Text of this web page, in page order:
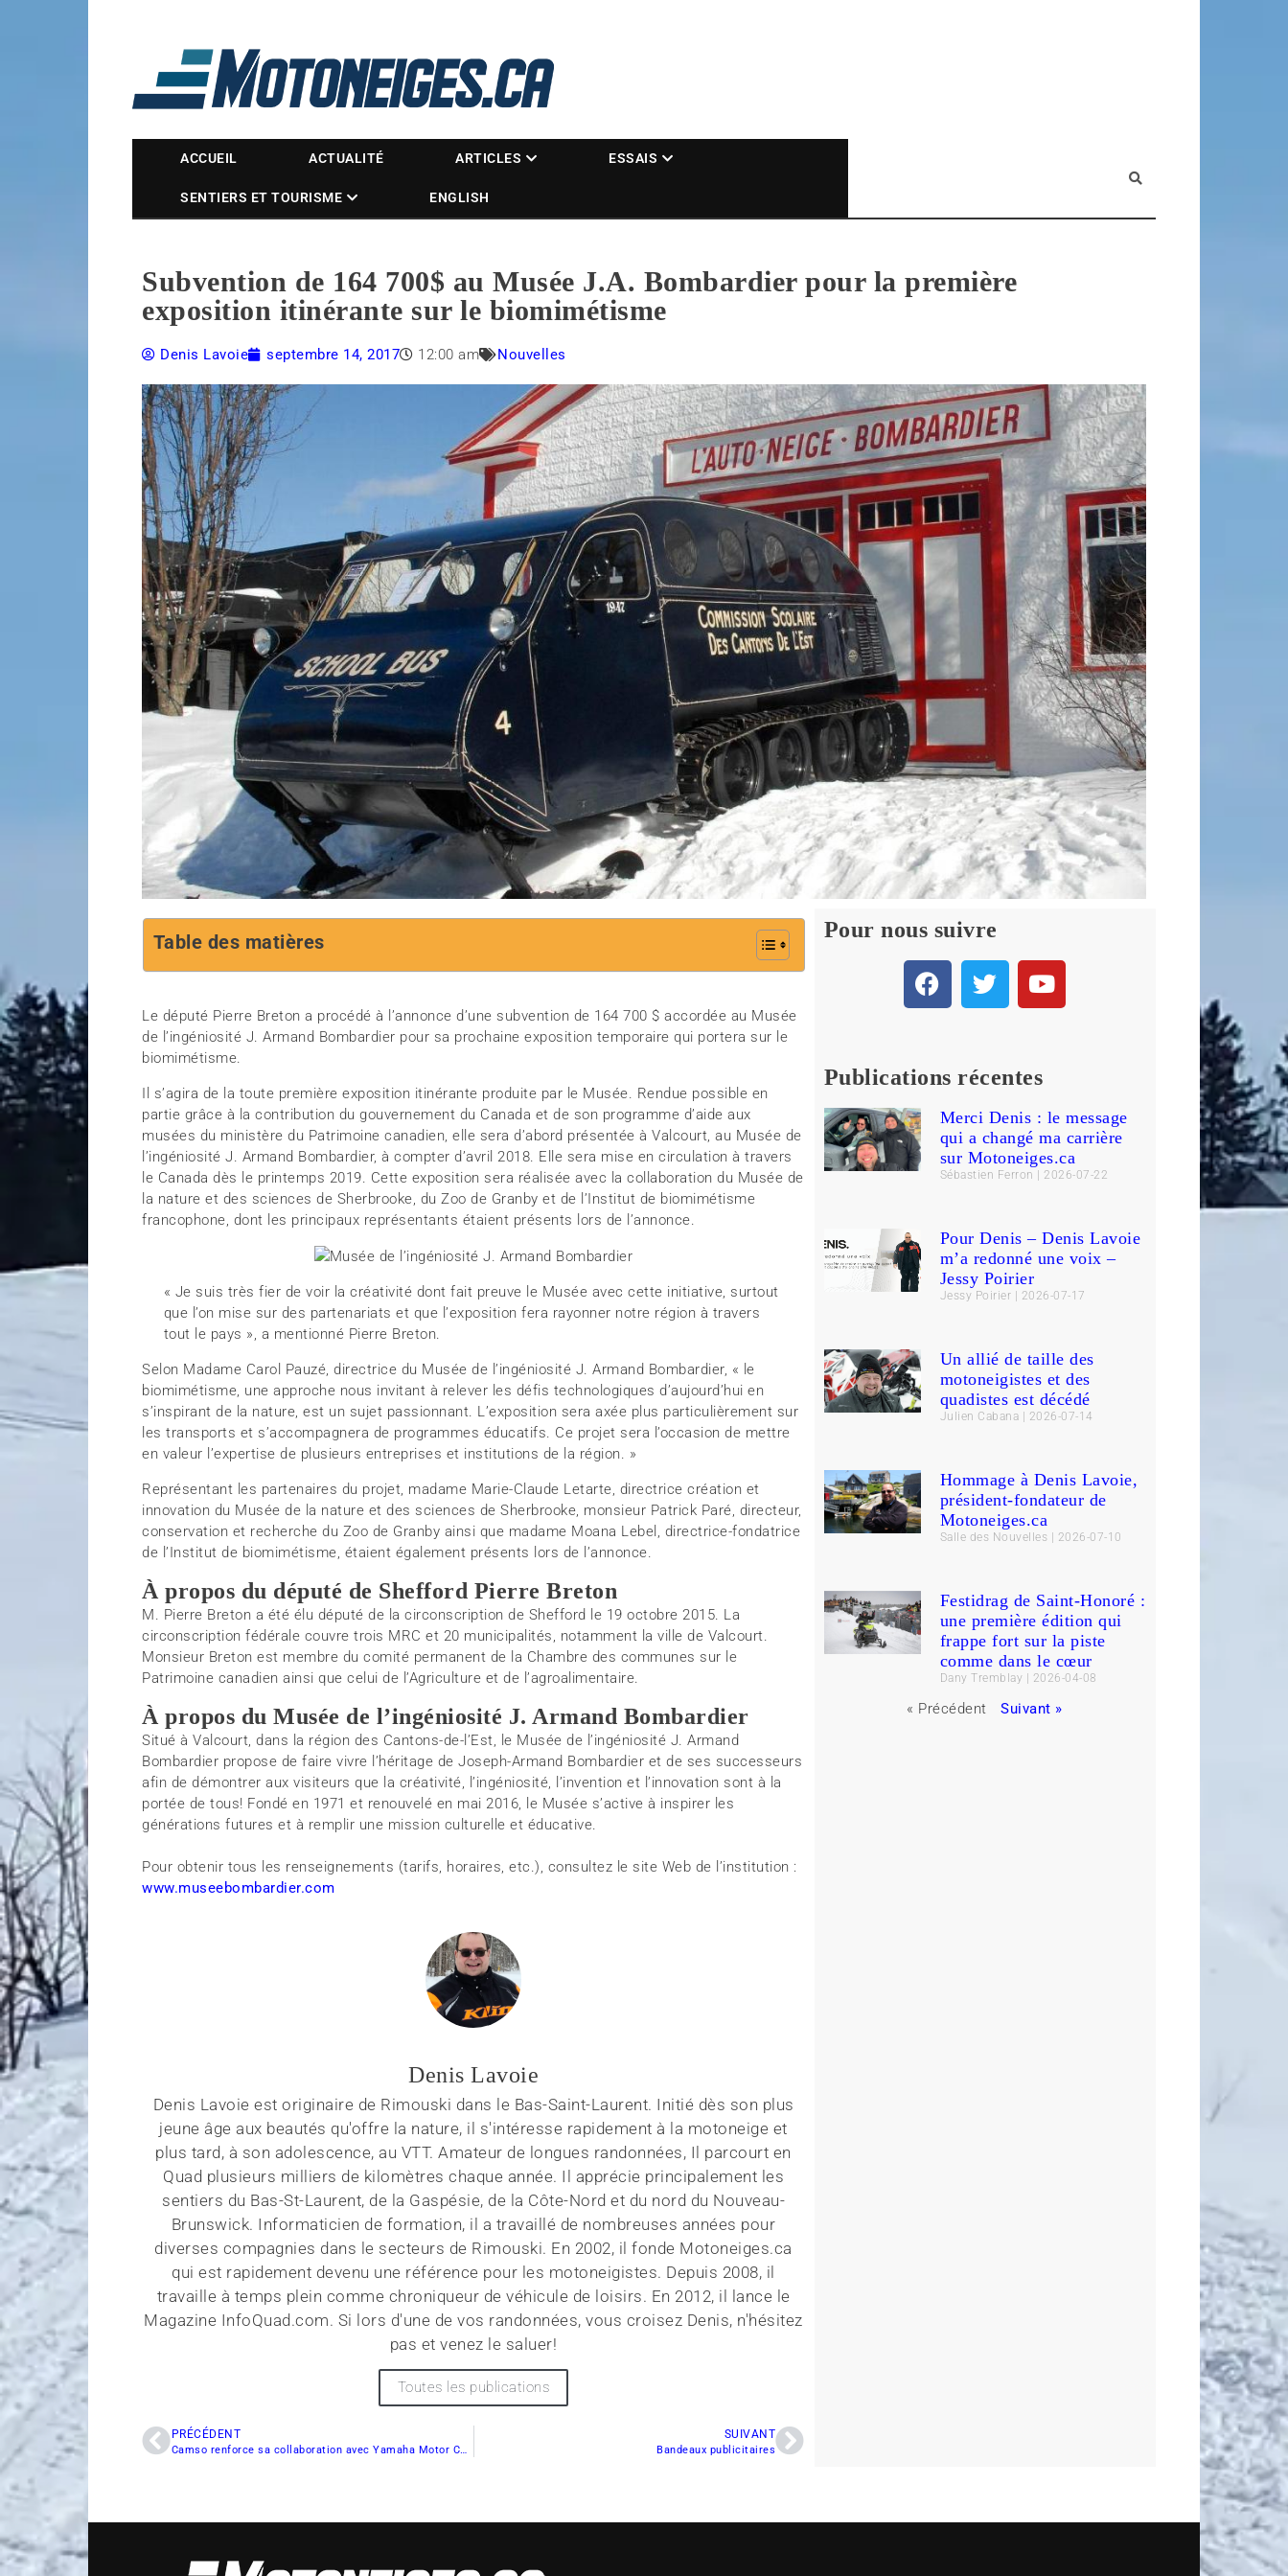
Magazine Motoneiges.ca
ACCUEIL ACTUALITÉ ARTICLES ESSAIS
SENTIERS ET TOURISME ENGLISH
Subvention de 164 700$ au Musée J.A. Bombardier pour la première
exposition itinérante sur le biomimétisme
Denis Lavoie septembre 14, 2017 12:00 am Nouvelles
Table des matières
Le député Pierre Breton a procédé à l’annonce d’une subvention de 164 700 $ accordée au Musée
de l’ingéniosité J. Armand Bombardier pour sa prochaine exposition temporaire qui portera sur le
biomimétisme.
Il s’agira de la toute première exposition itinérante produite par le Musée. Rendue possible en
partie grâce à la contribution du gouvernement du Canada et de son programme d’aide aux
musées du ministère du Patrimoine canadien, elle sera d’abord présentée à Valcourt, au Musée de
l’ingéniosité J. Armand Bombardier, à compter d’avril 2018. Elle sera mise en circulation à travers
le Canada dès le printemps 2019. Cette exposition sera réalisée avec la collaboration du Musée de
la nature et des sciences de Sherbrooke, du Zoo de Granby et de l’Institut de biomimétisme
francophone, dont les principaux représentants étaient présents lors de l’annonce.
« Je suis très fier de voir la créativité dont fait preuve le Musée avec cette initiative, surtout
que l’on mise sur des partenariats et que l’exposition fera rayonner notre région à travers
tout le pays », a mentionné Pierre Breton.
Selon Madame Carol Pauzé, directrice du Musée de l’ingéniosité J. Armand Bombardier, « le
biomimétisme, une approche nous invitant à relever les défis technologiques d’aujourd’hui en
s’inspirant de la nature, est un sujet passionnant. L’exposition sera axée plus particulièrement sur
les transports et s’accompagnera de programmes éducatifs. Ce projet sera l’occasion de mettre
en valeur l’expertise de plusieurs entreprises et institutions de la région. »
Représentant les partenaires du projet, madame Marie-Claude Letarte, directrice création et
innovation du Musée de la nature et des sciences de Sherbrooke, monsieur Patrick Paré, directeur,
conservation et recherche du Zoo de Granby ainsi que madame Moana Lebel, directrice-fondatrice
de l’Institut de biomimétisme, étaient également présents lors de l’annonce.
À propos du député de Shefford Pierre Breton
M. Pierre Breton a été élu député de la circonscription de Shefford le 19 octobre 2015. La
circonscription fédérale couvre trois MRC et 20 municipalités, notamment la ville de Valcourt.
Monsieur Breton est membre du comité permanent de la Chambre des communes sur le
Patrimoine canadien ainsi que celui de l’Agriculture et de l’agroalimentaire.
À propos du Musée de l’ingéniosité J. Armand Bombardier
Situé à Valcourt, dans la région des Cantons-de-l’Est, le Musée de l’ingéniosité J. Armand
Bombardier propose de faire vivre l’héritage de Joseph-Armand Bombardier et de ses successeurs
afin de démontrer aux visiteurs que la créativité, l’ingéniosité, l’invention et l’innovation sont à la
portée de tous! Fondé en 1971 et renouvelé en mai 2016, le Musée s’active à inspirer les
générations futures et à remplir une mission culturelle et éducative.
Pour obtenir tous les renseignements (tarifs, horaires, etc.), consultez le site Web de l’institution :
www.museebombardier.com
Denis Lavoie
Denis Lavoie est originaire de Rimouski dans le Bas-Saint-Laurent. Initié dès son plus
jeune âge aux beautés qu'offre la nature, il s'intéresse rapidement à la motoneige et
plus tard, à son adolescence, au VTT. Amateur de longues randonnées, Il parcourt en
Quad plusieurs milliers de kilomètres chaque année. Il apprécie principalement les
sentiers du Bas-St-Laurent, de la Gaspésie, de la Côte-Nord et du nord du Nouveau-
Brunswick. Informaticien de formation, il a travaillé de nombreuses années pour
diverses compagnies dans le secteurs de Rimouski. En 2002, il fonde Motoneiges.ca
qui est rapidement devenu une référence pour les motoneigistes. Depuis 2008, il
travaille à temps plein comme chroniqueur de véhicule de loisirs. En 2012, il lance le
Magazine InfoQuad.com. Si lors d'une de vos randonnées, vous croisez Denis, n'hésitez
pas et venez le saluer!
Toutes les publications
PRÉCÉDENT
Camso renforce sa collaboration avec Yamaha Motor Corporation pour offrir un système de conversion à chenille pour moto
SUIVANT
Bandeaux publicitaires
Pour nous suivre
Publications récentes
Merci Denis : le message
qui a changé ma carrière
sur Motoneiges.ca
Sébastien Ferron 2026-07-22
Pour Denis – Denis Lavoie
m’a redonné une voix –
Jessy Poirier
Jessy Poirier 2026-07-17
Un allié de taille des
motoneigistes et des
quadistes est décédé
Julien Cabana 2026-07-14
Hommage à Denis Lavoie,
président-fondateur de
Motoneiges.ca
Salle des Nouvelles 2026-07-10
Festidrag de Saint-Honoré :
une première édition qui
frappe fort sur la piste
comme dans le cœur
Dany Tremblay 2026-04-08
« Précédent Suivant »